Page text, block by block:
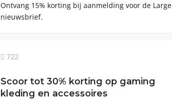
Ontvang 15% korting bij aanmelding voor de Large
nieuwsbrief.
722
Scoor tot 30% korting op gaming
kleding en accessoires